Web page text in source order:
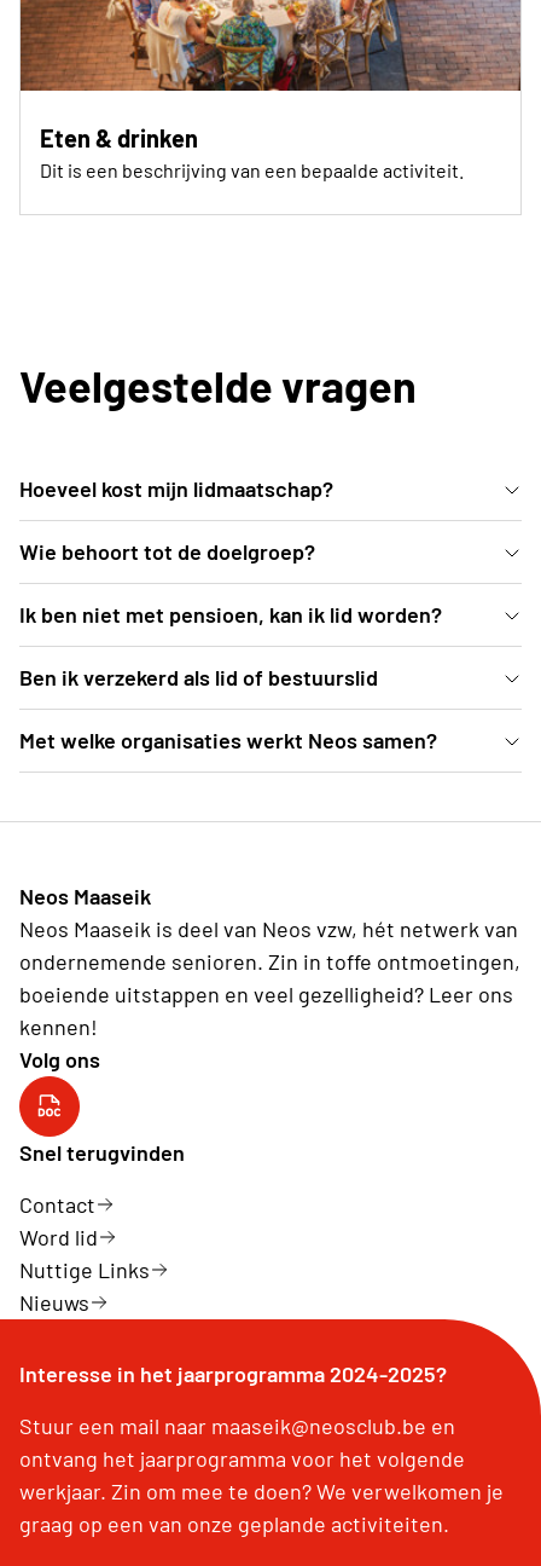
Eten & drinken
Dit is een beschrijving van een bepaalde activiteit.
Veelgestelde vragen
Hoeveel kost mijn lidmaatschap?
Het lidgeld voor 2026 bedraagt 38€ per persoon
Wie behoort tot de doelgroep?
[Invullen]
Ik ben niet met pensioen, kan ik lid worden?
[Invullen]
Ben ik verzekerd als lid of bestuurslid
[Invullen]
Met welke organisaties werkt Neos samen?
Neos Maaseik
Neos Maaseik is deel van Neos vzw, hét netwerk van
ondernemende senioren. Zin in toffe ontmoetingen,
boeiende uitstappen en veel gezelligheid? Leer ons
kennen!
Volg ons
Neos Maaseik
Snel terugvinden
Contact
Word lid
Nuttige Links
Nieuws
Interesse in het jaarprogramma 2024-2025?
Stuur een mail naar maaseik@neosclub.be en
ontvang het jaarprogramma voor het volgende
werkjaar. Zin om mee te doen? We verwelkomen je
graag op een van onze geplande activiteiten.